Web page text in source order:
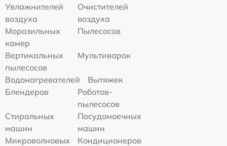
Увлажнителей
воздуха
Очистителей
воздуха
Морозильных
камер
Пылесосов
Вертикальных
пылесосов
Мультиварок
Водонагревателей
Вытяжек
Блендеров
Роботов-
пылесосов
Стиральных
машин
Посудомоечных
машин
Микроволновых
Кондиционеров